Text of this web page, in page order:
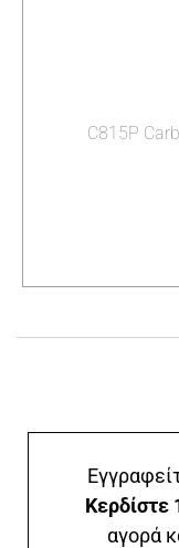
C815P
Κερδίστε
αγορά